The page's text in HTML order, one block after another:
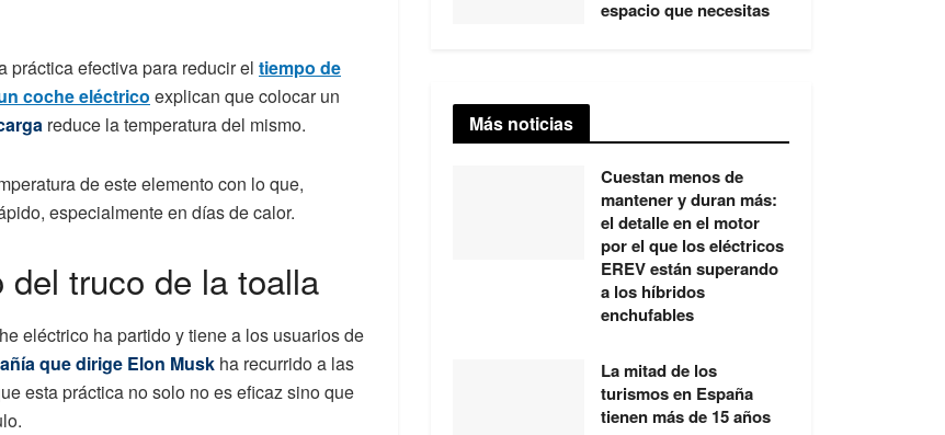
práctica efectiva para reducir el tiempo de
coche eléctrico explican que colocar un
reduce la temperatura del mismo.
de este elemento con lo que,
especialmente en días de calor.
truco de la toalla
eléctrico ha partido y tiene a los usuarios de
que dirige Elon Musk ha recurrido a las
esta práctica no solo no es eficaz sino que
espacio que necesitas
Más noticias
Cuestan menos de
mantener y duran más:
el detalle en el motor
por el que los eléctricos
EREV están superando
a los híbridos
enchufables
La mitad de los
turismos en España
tienen más de 15 años